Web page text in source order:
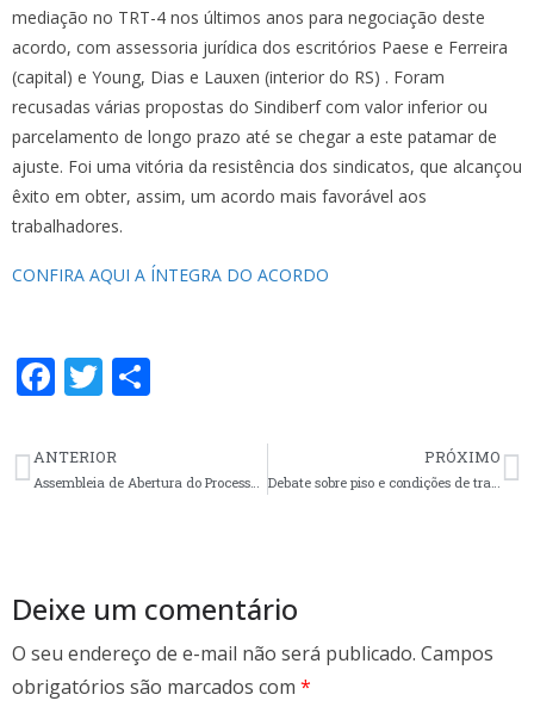
mediação no TRT-4 nos últimos anos para negociação deste
acordo, com assessoria jurídica dos escritórios Paese e Ferreira
(capital) e Young, Dias e Lauxen (interior do RS) . Foram
recusadas várias propostas do Sindiberf com valor inferior ou
parcelamento de longo prazo até se chegar a este patamar de
ajuste. Foi uma vitória da resistência dos sindicatos, que alcançou
êxito em obter, assim, um acordo mais favorável aos
trabalhadores.
CONFIRA AQUI A ÍNTEGRA DO ACORDO
F
e
b
k
T
itt
er e
ANTERIOR
Assembleia de Abertura do Processo Eleitoral
PRÓXIMO
Debate sobre piso e condições de trabalho em São Gabriel
Deixe um comentário
O seu endereço de e-mail não será publicado. Campos
obrigatórios são marcados com *